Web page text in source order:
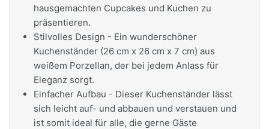
hausgemachten Cupcakes und Kuchen zu
präsentieren.
Stilvolles Design - Ein wunderschöner
Kuchenständer (26 cm x 26 cm x 7 cm) aus
weißem Porzellan, der bei jedem Anlass für
Eleganz sorgt.
Einfacher Aufbau - Dieser Kuchenständer lässt
sich leicht auf- und abbauen und verstauen und
ist somit ideal für alle, die gerne Gäste